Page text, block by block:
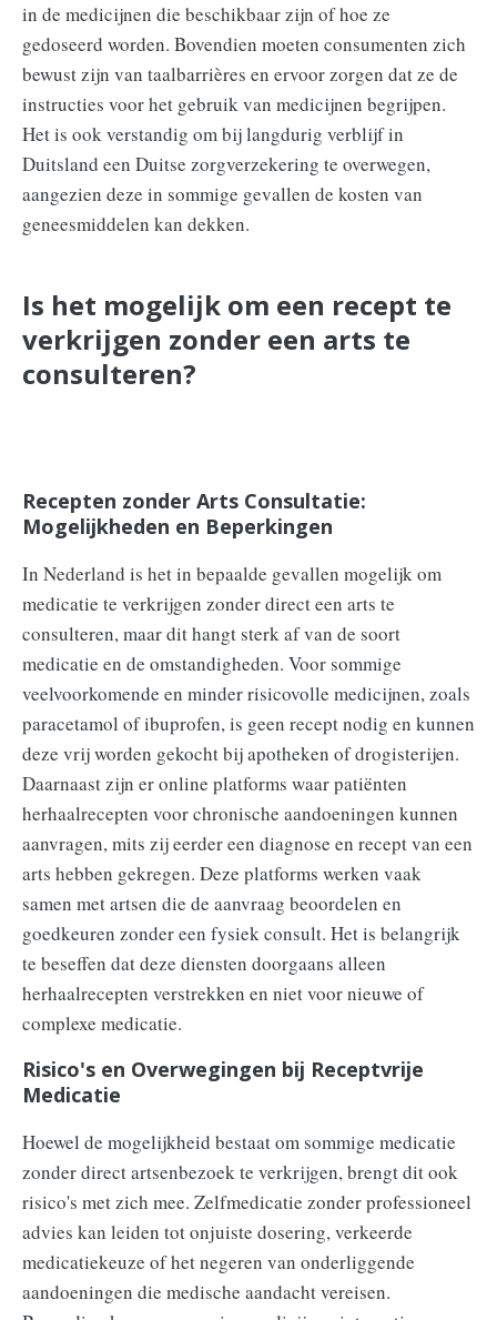
in de medicijnen die beschikbaar zijn of hoe ze
gedoseerd worden. Bovendien moeten consumenten zich
bewust zijn van taalbarrières en ervoor zorgen dat ze de
instructies voor het gebruik van medicijnen begrijpen.
Het is ook verstandig om bij langdurig verblijf in
Duitsland een Duitse zorgverzekering te overwegen,
aangezien deze in sommige gevallen de kosten van
geneesmiddelen kan dekken.
Is het mogelijk om een recept te
verkrijgen zonder een arts te
consulteren?
Recepten zonder Arts Consultatie:
Mogelijkheden en Beperkingen
In Nederland is het in bepaalde gevallen mogelijk om
medicatie te verkrijgen zonder direct een arts te
consulteren, maar dit hangt sterk af van de soort
medicatie en de omstandigheden. Voor sommige
veelvoorkomende en minder risicovolle medicijnen, zoals
paracetamol of ibuprofen, is geen recept nodig en kunnen
deze vrij worden gekocht bij apotheken of drogisterijen.
Daarnaast zijn er online platforms waar patiënten
herhaalrecepten voor chronische aandoeningen kunnen
aanvragen, mits zij eerder een diagnose en recept van een
arts hebben gekregen. Deze platforms werken vaak
samen met artsen die de aanvraag beoordelen en
goedkeuren zonder een fysiek consult. Het is belangrijk
te beseffen dat deze diensten doorgaans alleen
herhaalrecepten verstrekken en niet voor nieuwe of
complexe medicatie.
Risico's en Overwegingen bij Receptvrije
Medicatie
Hoewel de mogelijkheid bestaat om sommige medicatie
zonder direct artsenbezoek te verkrijgen, brengt dit ook
risico's met zich mee. Zelfmedicatie zonder professioneel
advies kan leiden tot onjuiste dosering, verkeerde
medicatiekeuze of het negeren van onderliggende
aandoeningen die medische aandacht vereisen.